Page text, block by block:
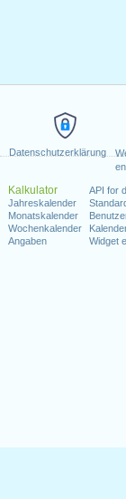
Datenschutzerklärung
Kalkulator
Jahreskalender
Monatskalender
Wochenkalender
Angaben
API for
Widget